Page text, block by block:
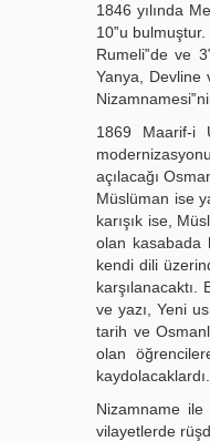
1846 yılında
10‟u
Rumeli‟de ve
Yanya, Devline
1869 Maarif-i
açılacağı
Müslüman ise
karışık ise,
olan kasabada
kendi dili
ve yazı, Yeni
tarih ve
olan
Nizamname
vilayetlerde